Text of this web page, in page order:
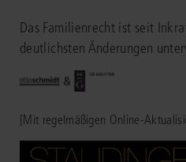
Das Familienrecht ist seit
deutlichsten Änderungen
[Mit regelmäßigen Online-